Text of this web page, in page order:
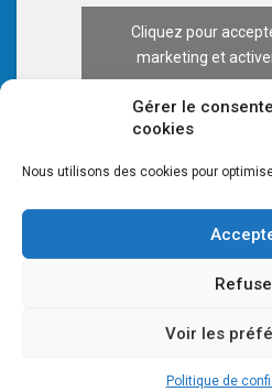
Gérer le
cookies
Nous utilisons des cookies pour
Voir les
Politique de
Cliquez pour
marketing et
© 2026 CULTURE 70 -